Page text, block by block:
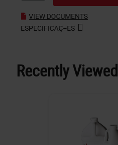
VIEW DOCUMENTS
ESPECIFICAÇ÷ES
Recently Viewed